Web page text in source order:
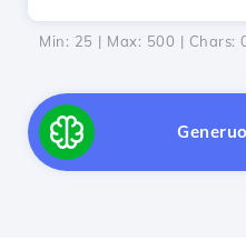
Min: 25 | Max: 500 | Chars: